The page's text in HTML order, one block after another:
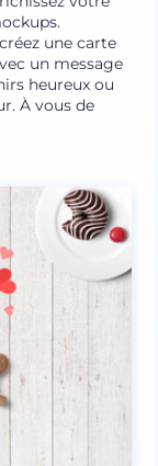
une carte
un message
heureux ou
À vous de